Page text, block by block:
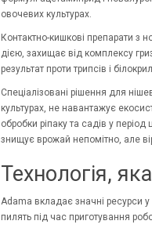
овочевих культурах.
Контактно-кишкові препарати з
дією, захищає від комплексу
результат проти трипсів і
Спеціалізовані рішення для
культурах, не навантажує
обробки ріпаку та садів у
знищує врожай непомітно, але
Технологія,
Adama вкладає значні ресурси у
пилять під час приготування